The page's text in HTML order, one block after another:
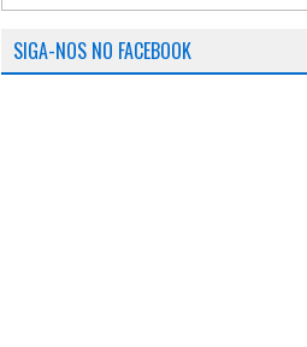
SIGA-NOS NO FACEBOOK